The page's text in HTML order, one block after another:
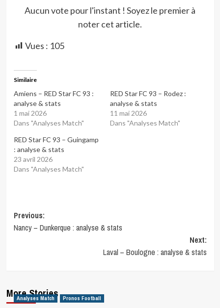
Aucun vote pour l'instant ! Soyez le premier à
noter cet article.
Vues : 105
Similaire
Amiens – RED Star FC 93 :
analyse & stats
1 mai 2026
Dans "Analyses Match"
RED Star FC 93 – Rodez :
analyse & stats
11 mai 2026
Dans "Analyses Match"
RED Star FC 93 – Guingamp
: analyse & stats
23 avril 2026
Dans "Analyses Match"
Post
navigation
Previous:
Nancy – Dunkerque : analyse & stats
Next:
Laval – Boulogne : analyse & stats
More Stories
Analyses Match Pronos Football